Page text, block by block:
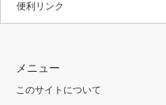
便利リンク
メニュー
このサイトについて